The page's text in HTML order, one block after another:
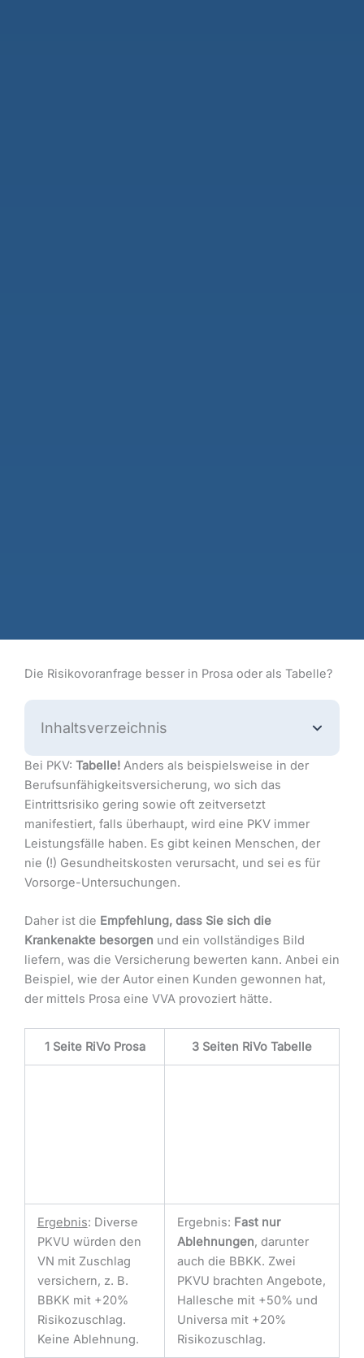
Die Risikovoranfrage besser in Prosa oder als Tabelle?
Inhaltsverzeichnis
Bei PKV: Tabelle! Anders als beispielsweise in der
Berufsunfähigkeitsversicherung, wo sich das
Eintrittsrisiko gering sowie oft zeitversetzt
manifestiert, falls überhaupt, wird eine PKV immer
Leistungsfälle haben. Es gibt keinen Menschen, der
nie (!) Gesundheitskosten verursacht, und sei es für
Vorsorge-Untersuchungen.
Daher ist die Empfehlung, dass Sie sich die
Krankenakte besorgen und ein vollständiges Bild
liefern, was die Versicherung bewerten kann. Anbei ein
Beispiel, wie der Autor einen Kunden gewonnen hat,
der mittels Prosa eine VVA provoziert hätte.
1 Seite RiVo Prosa 3 Seiten RiVo Tabelle
Ergebnis: Diverse
PKVU würden den
VN mit Zuschlag
versichern, z. B.
BBKK mit +20%
Risikozuschlag.
Keine Ablehnung.
Ergebnis: Fast nur
Ablehnungen, darunter
auch die BBKK. Zwei
PKVU brachten Angebote,
Hallesche mit +50% und
Universa mit +20%
Risikozuschlag.